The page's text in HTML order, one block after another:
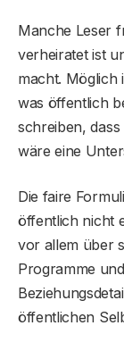
Manche Leser
verheiratet ist
macht. Möglich
was öffentlich
schreiben, dass
wäre eine
Die faire
öffentlich nicht
vor allem über
Programme
öffentlichen